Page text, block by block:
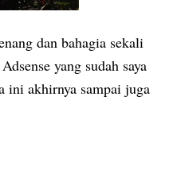
dan bahagia sekali
yang sudah saya
ini akhirnya sampai juga